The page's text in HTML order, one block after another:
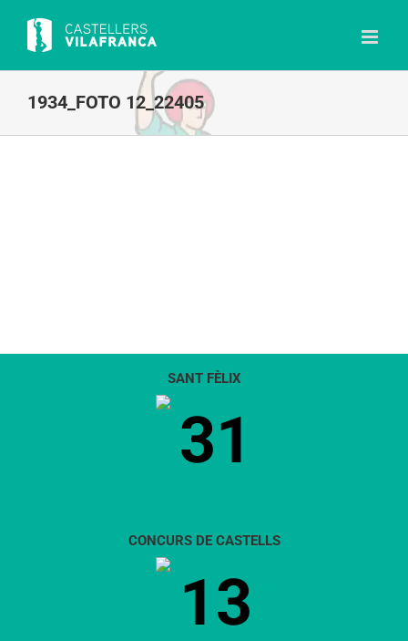
content
1934_FOTO 12_22405
SANT FÈLIX
31
CONCURS DE CASTELLS
13